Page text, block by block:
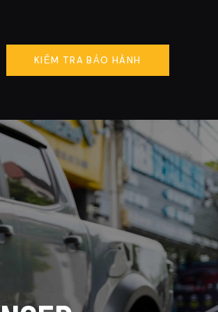
KIỂM TRA BẢO HÀNH
KIỂM TRA BẢO HÀNH